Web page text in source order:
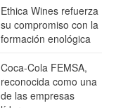
Ethica Wines refuerza
su compromiso con la
formación enológica
Coca-Cola FEMSA,
reconocida como una
de las empresas